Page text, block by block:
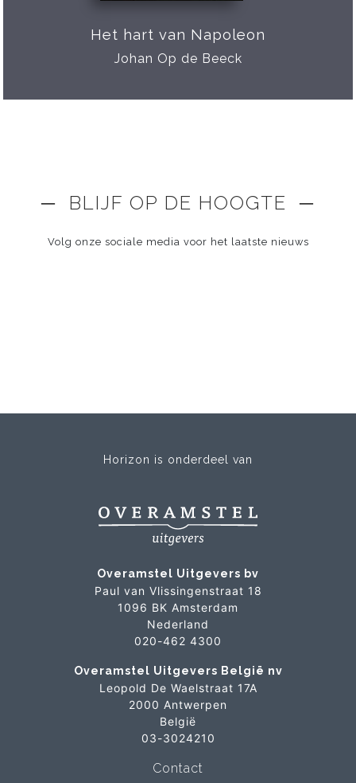
Het hart van Napoleon
Johan Op de Beeck
─ BLIJF OP DE HOOGTE ─
Volg onze sociale media voor het laatste nieuws
Horizon is onderdeel van
Overamstel Uitgevers bv
Paul van Vlissingenstraat 18
1096 BK Amsterdam
Nederland
020-462 4300
Overamstel Uitgevers België nv
Leopold De Waelstraat 17A
2000 Antwerpen
België
03-3024210
Contact